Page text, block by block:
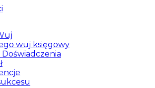
wuj księgowy
Doświadczenia